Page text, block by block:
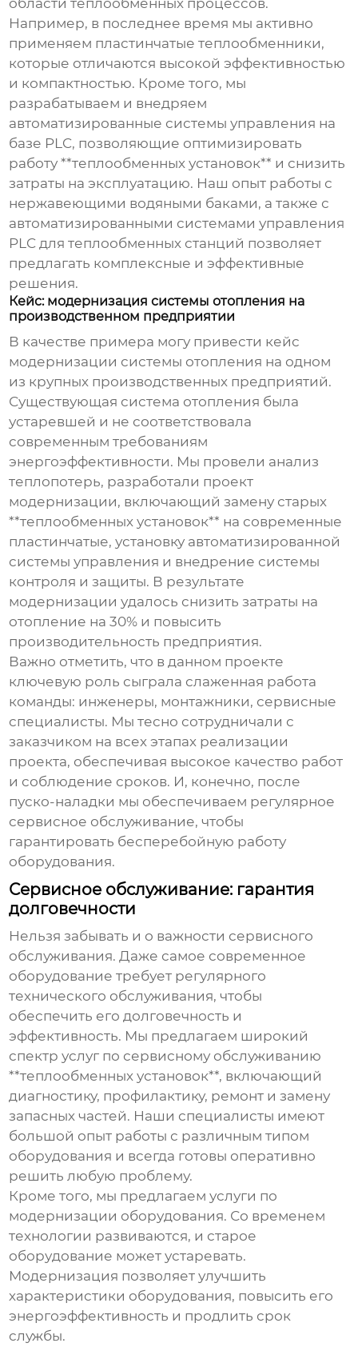
области теплообменных процессов.
Например, в последнее время мы активно
применяем пластинчатые теплообменники,
которые отличаются высокой эффективностью
и компактностью. Кроме того, мы
разрабатываем и внедряем
автоматизированные системы управления на
базе PLC, позволяющие оптимизировать
работу **теплообменных установок** и снизить
затраты на эксплуатацию. Наш опыт работы с
нержавеющими водяными баками, а также с
автоматизированными системами управления
PLC для теплообменных станций позволяет
предлагать комплексные и эффективные
решения.
Кейс: модернизация системы отопления на
производственном предприятии
В качестве примера могу привести кейс
модернизации системы отопления на одном
из крупных производственных предприятий.
Существующая система отопления была
устаревшей и не соответствовала
современным требованиям
энергоэффективности. Мы провели анализ
теплопотерь, разработали проект
модернизации, включающий замену старых
**теплообменных установок** на современные
пластинчатые, установку автоматизированной
системы управления и внедрение системы
контроля и защиты. В результате
модернизации удалось снизить затраты на
отопление на 30% и повысить
производительность предприятия.
Важно отметить, что в данном проекте
ключевую роль сыграла слаженная работа
команды: инженеры, монтажники, сервисные
специалисты. Мы тесно сотрудничали с
заказчиком на всех этапах реализации
проекта, обеспечивая высокое качество работ
и соблюдение сроков. И, конечно, после
пуско-наладки мы обеспечиваем регулярное
сервисное обслуживание, чтобы
гарантировать бесперебойную работу
оборудования.
Сервисное обслуживание: гарантия
долговечности
Нельзя забывать и о важности сервисного
обслуживания. Даже самое современное
оборудование требует регулярного
технического обслуживания, чтобы
обеспечить его долговечность и
эффективность. Мы предлагаем широкий
спектр услуг по сервисному обслуживанию
**теплообменных установок**, включающий
диагностику, профилактику, ремонт и замену
запасных частей. Наши специалисты имеют
большой опыт работы с различным типом
оборудования и всегда готовы оперативно
решить любую проблему.
Кроме того, мы предлагаем услуги по
модернизации оборудования. Со временем
технологии развиваются, и старое
оборудование может устаревать.
Модернизация позволяет улучшить
характеристики оборудования, повысить его
энергоэффективность и продлить срок
службы.